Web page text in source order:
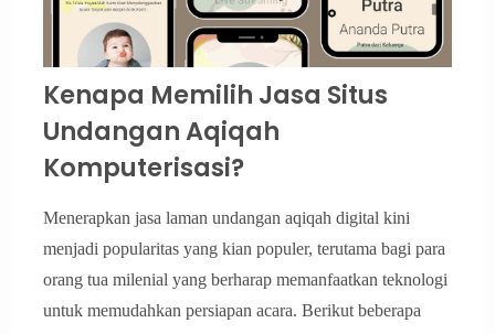
Kenapa Memilih Jasa Situs
Undangan Aqiqah
Komputerisasi?
Menerapkan jasa laman undangan aqiqah digital kini
menjadi popularitas yang kian populer, terutama bagi para
orang tua milenial yang berharap memanfaatkan teknologi
untuk memudahkan persiapan acara. Berikut beberapa